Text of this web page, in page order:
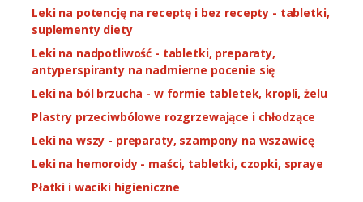
Leki na potencję na receptę i bez recepty - tabletki,
suplementy diety
Leki na nadpotliwość - tabletki, preparaty,
antyperspiranty na nadmierne pocenie się
Leki na ból brzucha - w formie tabletek, kropli, żelu
Plastry przeciwbólowe rozgrzewające i chłodzące
Leki na wszy - preparaty, szampony na wszawicę
Leki na hemoroidy - maści, tabletki, czopki, spraye
Płatki i waciki higieniczne